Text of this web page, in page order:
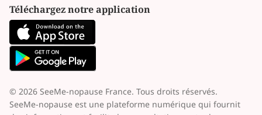
Téléchargez notre application
© 2026 SeeMe-nopause France. Tous droits réservés.
SeeMe-nopause est une plateforme numérique qui fournit